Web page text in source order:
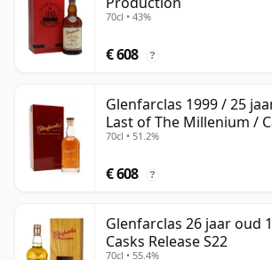
70cl • 43%
€ 608 ?
Glenfarclas 1999 / 25
Last of The Millenium /
70cl • 51.2%
€ 608 ?
Glenfarclas 26 jaar oud
Casks Release S22
70cl • 55.4%